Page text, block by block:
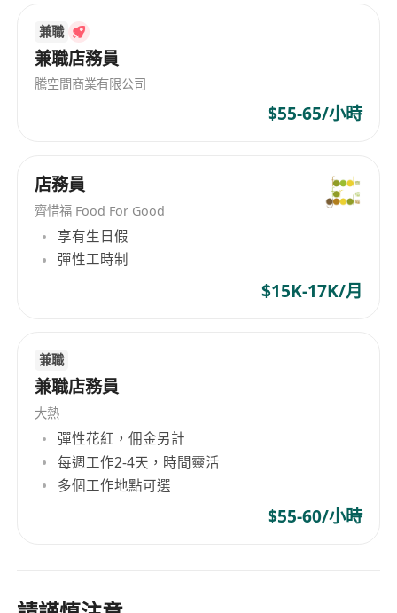
兼職
兼職店務員
騰空間商業有限公司
$55-65/小時
店務員
齊惜福 Food For Good
享有生日假
彈性工時制
$15K-17K/月
兼職
兼職店務員
大熱
彈性花紅，佣金另計
每週工作2-4天，時間靈活
多個工作地點可選
$55-60/小時